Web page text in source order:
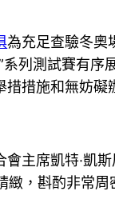
為充足查驗冬奧
系列測試賽有
措措施和無妨礙
席凱特·凱斯
緻，斟酌非常周